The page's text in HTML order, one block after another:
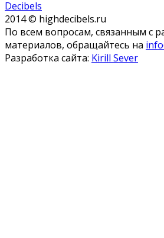
2014 © highdecibels.ru
По всем вопросам, связанным с
материалов, обращайтесь на
Разработка сайта: Kirill Sever